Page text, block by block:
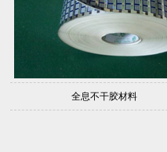
全息不干胶材料